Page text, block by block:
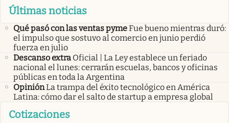
Últimas noticias
Qué pasó con las ventas pymeFue bueno mientras duró:
el impulso que sostuvo al comercio en junio perdió
fuerza en julio
Descanso extra Oficial | La Ley establece un feriado
nacional el lunes: cerrarán escuelas, bancos y oficinas
públicas en toda la Argentina
OpiniónLa trampa del éxito tecnológico en América
Latina: cómo dar el salto de startup a empresa global
Cotizaciones